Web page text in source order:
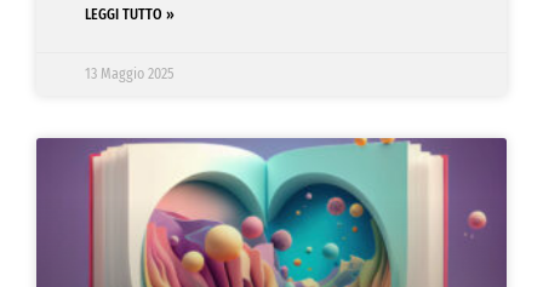
LEGGI TUTTO »
13 Maggio 2025